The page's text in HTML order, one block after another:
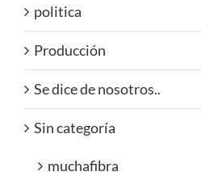
politica
Producción
Se dice de nosotros..
Sin categoría
muchafibra